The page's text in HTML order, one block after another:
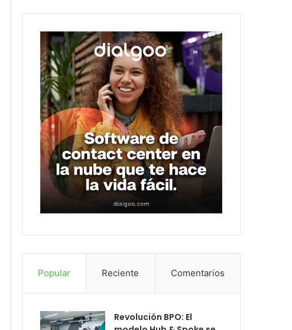
Popular Reciente Comentarios
Revolución BPO: El